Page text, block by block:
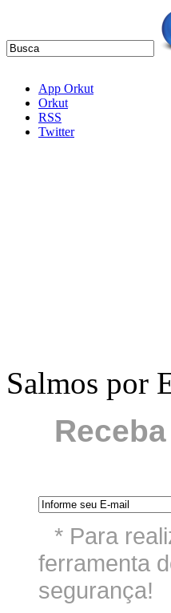
App Orkut
Orkut
RSS
Twitter
Salmos por
* Para
ferramenta
segurança!